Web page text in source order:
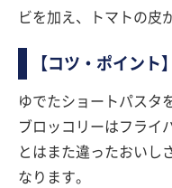
ビを加え、トマトの皮
【コツ・ポイント】
ゆでたショートパスタ
ブロッコリーはフライ
とはまた違ったおいし
なります。